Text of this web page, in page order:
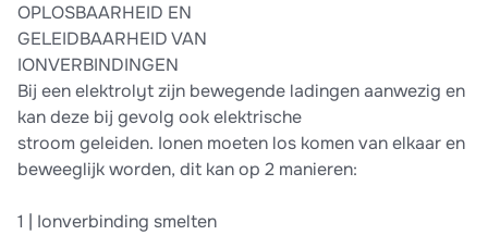
OPLOSBAARHEID EN
GELEIDBAARHEID VAN
IONVERBINDINGEN
Bij een elektrolyt zijn bewegende ladingen aanwezig en
kan deze bij gevolg ook elektrische
stroom geleiden. Ionen moeten los komen van elkaar en
beweeglijk worden, dit kan op 2 manieren:
1 | Ionverbinding smelten